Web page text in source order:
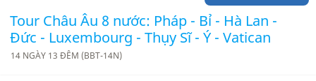
Tour Châu Âu 8 nước: Pháp - Bỉ - Hà Lan -
Đức - Luxembourg - Thụy Sĩ - Ý - Vatican
14 NGÀY 13 ĐÊM (BBT-14N)